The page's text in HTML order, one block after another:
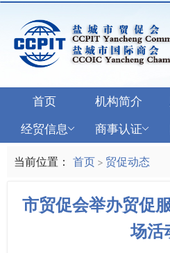
首页 机构简介
经贸信息
商事认证
当前位置： 首页 > 贸促动态
市贸促会举办贸促
场活